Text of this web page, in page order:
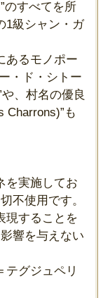
のすべてを所
1級シャン・ガ
あるモノポー
・ド・シトー
、村名の優良
Charrons)”も
を実施してお
不使用です。
現することを
響を与えない
テグジュペリ